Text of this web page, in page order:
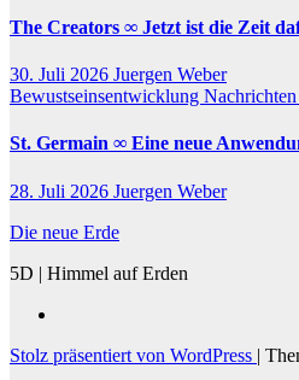
The Creators ∞ Jetzt ist die Zeit
30. Juli 2026 Juergen Weber
Bewustseinsentwicklung Nachrichten
St. Germain ∞ Eine neue
28. Juli 2026 Juergen Weber
Die neue Erde
5D | Himmel auf Erden
Stolz präsentiert von WordPress |